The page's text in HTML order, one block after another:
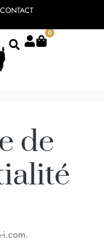
CONTACT
0
de
i.com.